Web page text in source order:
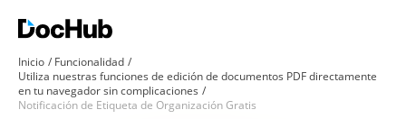
Inicio
Funcionalidad
Utiliza nuestras funciones de edición de documentos PDF directamente
en tu navegador sin complicaciones
Notificación de Etiqueta de Organización Gratis